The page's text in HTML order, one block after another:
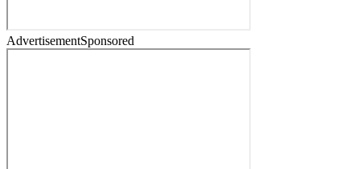
AdvertisementSponsored